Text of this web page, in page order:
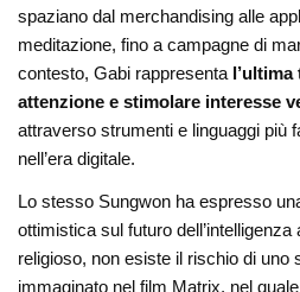
spaziano dal merchandising alle
meditazione, fino a campagne di
contesto, Gabi rappresenta
attenzione e stimolare interesse
attraverso strumenti e linguaggi più
nell’era digitale.
Lo stesso Sungwon ha espresso
ottimistica sul futuro
religioso, non esiste il rischio di uno
immaginato nel film Matrix, nel